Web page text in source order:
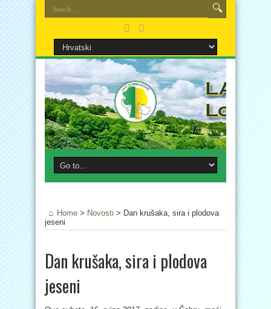
Home > Novosti > Dan krušaka, sira i plodova
jeseni
Dan krušaka, sira i plodova
jeseni